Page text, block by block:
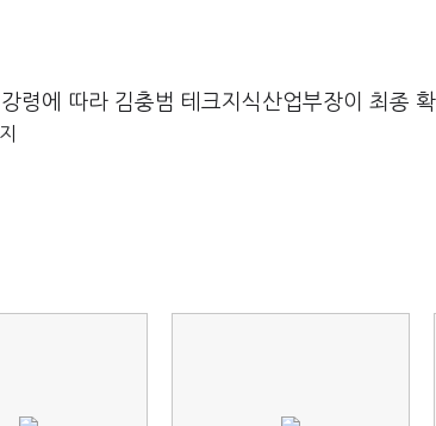
령에 따라 김충범 테크지식산업부장이 최종 확